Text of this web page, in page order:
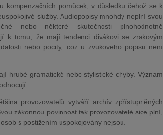
kompenzačních pomůcek, v důsledku čehož se k
služby. Audiopopisy mnohdy neplní svou
nebo některé skutečnosti plnohodnotně
k tomu, že mají tendenci divákovi se zrakovým
nebo pocity, což u zvukového popisu není
hrubé gramatické nebo stylistické chyby. Význam
provozovatelů vytváří archív zpřístupněných
zákonnou povinnost tak provozovatelé sice plní,
s postižením uspokojovány nejsou.